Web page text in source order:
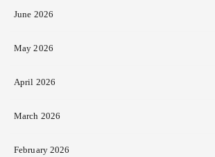
June 2026
May 2026
April 2026
March 2026
February 2026